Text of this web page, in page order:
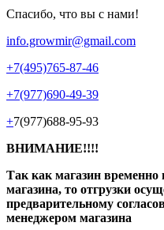
Спасибо, что вы с нами!
info.growmir@gmail.com
+7(495)765-87-46
+7(977)690-49-39
+7(977)688-95-93
ВНИМАНИЕ!!!!
Так как магазин временно
магазина, то отгрузки
предварительному
менеджером магазина